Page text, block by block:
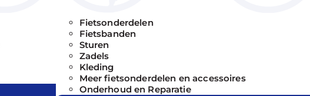
Fietsonderdelen
Fietsbanden
Sturen
Zadels
Kleding
Meer fietsonderdelen en accessoires
Onderhoud en Reparatie